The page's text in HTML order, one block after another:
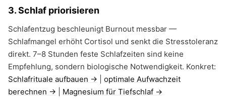
3. Schlaf priorisieren
Schlafentzug beschleunigt Burnout messbar —
Schlafmangel erhöht Cortisol und senkt die Stresstoleranz
direkt. 7–8 Stunden feste Schlafzeiten sind keine
Empfehlung, sondern biologische Notwendigkeit. Konkret:
Schlafrituale aufbauen →
optimale Aufwachzeit
berechnen →
Magnesium für Tiefschlaf →